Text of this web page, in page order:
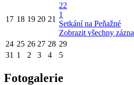
17 18 19 20 21
22
1
Setkání na Peňažné
Zobrazit všechny
24 25 26 27 28 29
31 1 2 3 4 5
Fotogalerie